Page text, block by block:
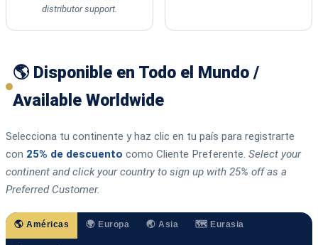
distributor support.
🌎 Disponible en Todo el Mundo /
Available Worldwide
Selecciona tu continente y haz clic en tu país para registrarte
con 25% de descuento como Cliente Preferente. Select your
continent and click your country to sign up with 25% off as a
Preferred Customer.
🌎 Américas 🌍 Europa 🌏 Asia 🗺️ Eurasia